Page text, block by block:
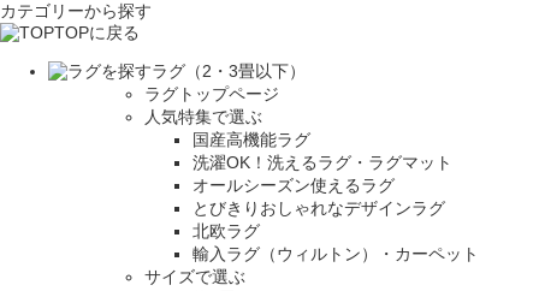
カテゴリーから探す
TOPに戻る
ラグ（2・3畳以下）
ラグトップページ
人気特集で選ぶ
国産高機能ラグ
洗濯OK！洗えるラグ・ラグマット
オールシーズン使えるラグ
とびきりおしゃれなデザインラグ
北欧ラグ
輸入ラグ（ウィルトン）・カーペット
サイズで選ぶ